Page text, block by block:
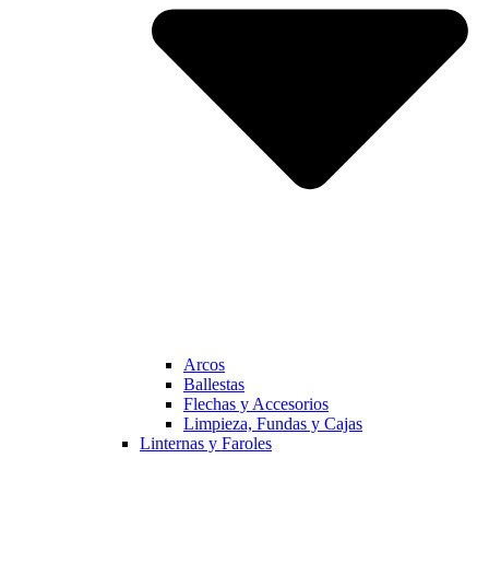
Arcos
Ballestas
Flechas y Accesorios
Limpieza, Fundas y Cajas
Linternas y Faroles